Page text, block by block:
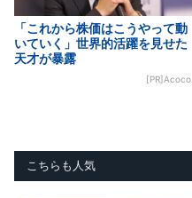
「これから株価はこうやって動
いていく」世界的活躍を見せた
天才が暴露
[PR]Acoco.
こちらも人気